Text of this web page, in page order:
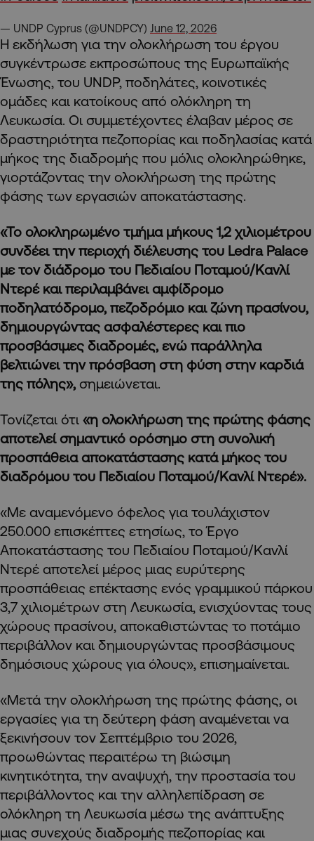
— UNDP Cyprus (@UNDPCY) June 12, 2026
Η εκδήλωση για την ολοκλήρωση του έργου
συγκέντρωσε εκπροσώπους της Ευρωπαϊκής
Ένωσης, του UNDP, ποδηλάτες, κοινοτικές
ομάδες και κατοίκους από ολόκληρη τη
Λευκωσία. Οι συμμετέχοντες έλαβαν μέρος σε
δραστηριότητα πεζοπορίας και ποδηλασίας κατά
μήκος της διαδρομής που μόλις ολοκληρώθηκε,
γιορτάζοντας την ολοκλήρωση της πρώτης
φάσης των εργασιών αποκατάστασης.
«Το ολοκληρωμένο τμήμα μήκους 1,2 χιλιομέτρου
συνδέει την περιοχή διέλευσης του Ledra Palace
με τον διάδρομο του Πεδιαίου Ποταμού/Κανλί
Ντερέ και περιλαμβάνει αμφίδρομο
ποδηλατόδρομο, πεζοδρόμιο και ζώνη πρασίνου,
δημιουργώντας ασφαλέστερες και πιο
προσβάσιμες διαδρομές, ενώ παράλληλα
βελτιώνει την πρόσβαση στη φύση στην καρδιά
της πόλης», σημειώνεται.
Τονίζεται ότι «η ολοκλήρωση της πρώτης φάσης
αποτελεί σημαντικό ορόσημο στη συνολική
προσπάθεια αποκατάστασης κατά μήκος του
διαδρόμου του Πεδιαίου Ποταμού/Κανλί Ντερέ».
«Με αναμενόμενο όφελος για τουλάχιστον
250.000 επισκέπτες ετησίως, το Έργο
Αποκατάστασης του Πεδιαίου Ποταμού/Κανλί
Ντερέ αποτελεί μέρος μιας ευρύτερης
προσπάθειας επέκτασης ενός γραμμικού πάρκου
3,7 χιλιομέτρων στη Λευκωσία, ενισχύοντας τους
χώρους πρασίνου, αποκαθιστώντας το ποτάμιο
περιβάλλον και δημιουργώντας προσβάσιμους
δημόσιους χώρους για όλους», επισημαίνεται.
«Μετά την ολοκλήρωση της πρώτης φάσης, οι
εργασίες για τη δεύτερη φάση αναμένεται να
ξεκινήσουν τον Σεπτέμβριο του 2026,
προωθώντας περαιτέρω τη βιώσιμη
κινητικότητα, την αναψυχή, την προστασία του
περιβάλλοντος και την αλληλεπίδραση σε
ολόκληρη τη Λευκωσία μέσω της ανάπτυξης
μιας συνεχούς διαδρομής πεζοπορίας και